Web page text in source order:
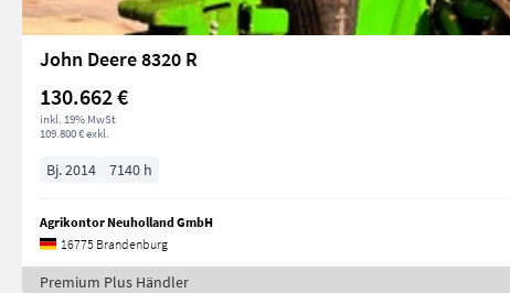
John Deere 8320 R
130.662 €
inkl. 19% MwSt
109.800 € exkl.
Bj. 2014 7140 h
Agrikontor Neuholland GmbH
16775 Brandenburg
Premium Plus Händler